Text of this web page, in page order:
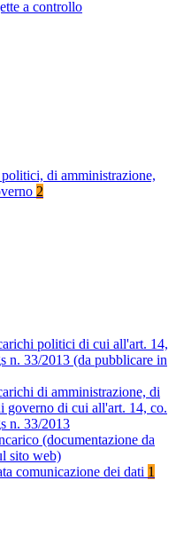
a controllo
di amministrazione,
2
politici di cui all'art. 14,
n. 33/2013 (da pubblicare in
di amministrazione, di
governo di cui all'art. 14, co.
n. 33/2013
(documentazione da
sito web)
comunicazione dei dati 1